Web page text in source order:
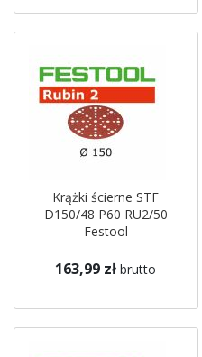
Krążki ścierne STF
D150/48 P60 RU2/50
Festool
163,99 zł brutto